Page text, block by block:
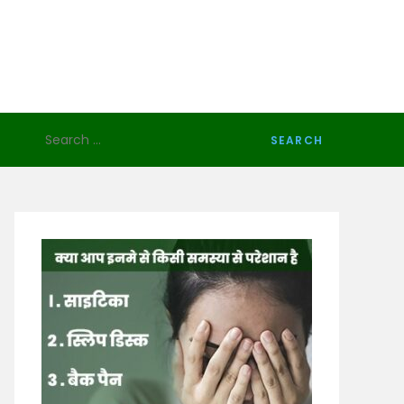
for: